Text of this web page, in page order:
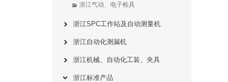
浙江气动、电子检具
浙江SPC工作站及自动测量机
浙江自动化测漏机
浙江机械、自动化工装、夹具
浙江标准产品